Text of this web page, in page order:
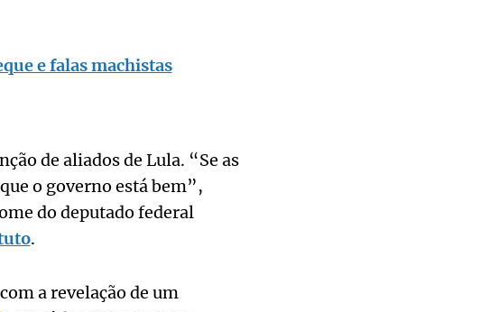
e falas machistas
de aliados de Lula. “Se as
o governo está bem”,
do deputado federal
.
a revelação de um